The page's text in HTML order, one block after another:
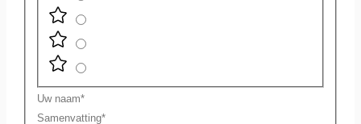
Uw
naam
Samenvatting